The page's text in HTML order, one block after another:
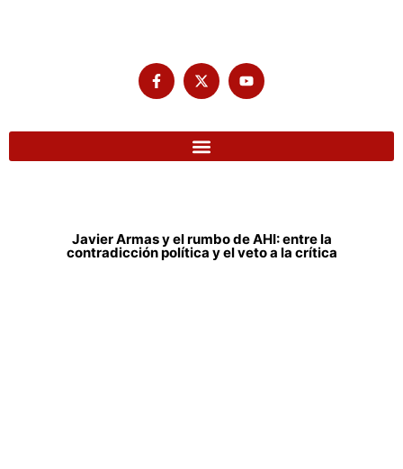
Javier Armas y el rumbo de AHI: entre la
contradicción política y el veto a la crítica